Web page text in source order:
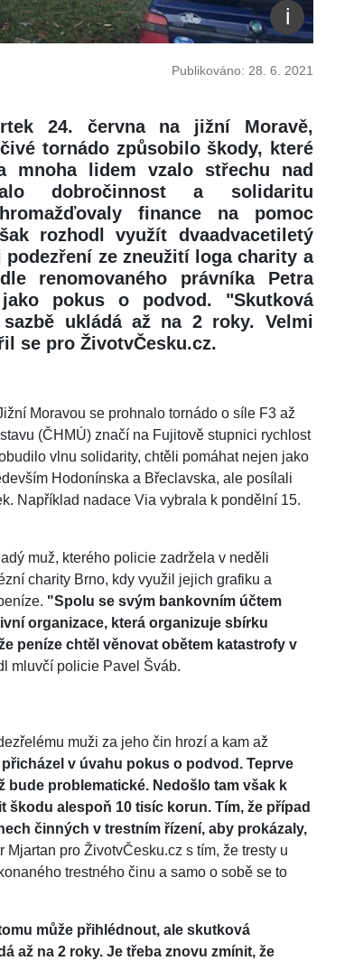
Publikováno: 28. 6. 2021
24. června na jižní Moravě,
tornádo způsobilo škody, které
mnoha lidem vzalo střechu nad
dobročinnost a solidaritu
finance na pomoc
rozhodl využít dvaadvacetiletý
ze zneužití loga charity a
renomovaného právníka Petra
pokus o podvod. "Skutková
ukládá až na 2 roky. Velmi
se pro ŽivotvČesku.cz.
Moravou se prohnalo tornádo o síle F3 až
(ČHMÚ) značí na Fujitově stupnici rychlost
vlnu solidarity, chtěli pomáhat nejen jako
Hodonínska a Břeclavska, ale posílali
Například nadace Via vybrala k pondělní 15.
muž, kterého policie zadržela v neděli
charity Brno, kdy využil jejich grafiku a
"Spolu se svým bankovním účtem
organizace, která organizuje sbírku
peníze chtěl věnovat obětem katastrofy v
mluvčí policie Pavel Šváb.
muži za jeho čin hrozí a kam až
v úvahu pokus o podvod. Teprve
bude problematické. Nedošlo tam však k
alespoň 10 tisíc korun. Tím, že případ
činných v trestním řízení, aby prokázaly,
Mjartan pro ŽivotvČesku.cz s tím, že tresty u
trestného činu a samo o sobě se to
může přihlédnout, ale skutková
až na 2 roky. Je třeba znovu zmínit, že